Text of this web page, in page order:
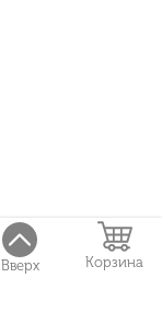
Вверх Корзина